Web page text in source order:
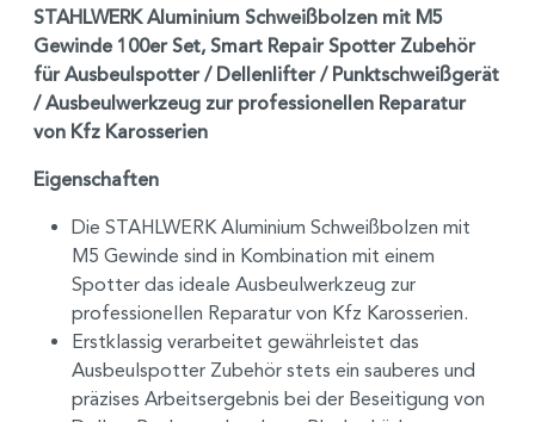
STAHLWERK Aluminium Schweißbolzen mit M5
Gewinde 100er Set, Smart Repair Spotter Zubehör
für Ausbeulspotter / Dellenlifter / Punktschweißgerät
/ Ausbeulwerkzeug zur professionellen Reparatur
von Kfz Karosserien
Eigenschaften
Die STAHLWERK Aluminium Schweißbolzen mit
M5 Gewinde sind in Kombination mit einem
Spotter das ideale Ausbeulwerkzeug zur
professionellen Reparatur von Kfz Karosserien.
Erstklassig verarbeitet gewährleistet das
Ausbeulspotter Zubehör stets ein sauberes und
präzises Arbeitsergebnis bei der Beseitigung von